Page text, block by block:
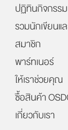
ปฏิทินกิจกรรม
รวมนักเขียนแ
สมาชิก
พาร์ทเนอร์
ให้เราช่วยคุณ
ซื้อสินค้า
เกี่ยวกับเรา